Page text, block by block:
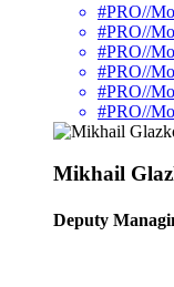
#PRO//
#PRO//
#PRO//
#PRO//
#PRO//
#PRO//
Mikhail
Deputy